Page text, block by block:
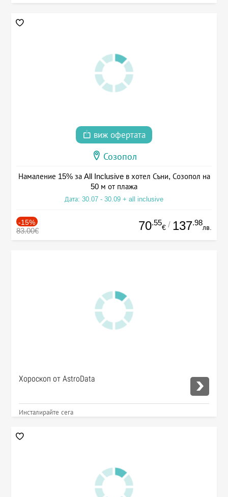
виж офертата
Созопол
Намаление 15% за All Inclusive в хотел Съни, Созопол на
50 м от плажа
Дата: 30.07 - 30.09 + all inclusive
-15%
83.00€ 70.55
€ / 137.98
лв.
Хороскоп от AstroData
Инсталирайте сега